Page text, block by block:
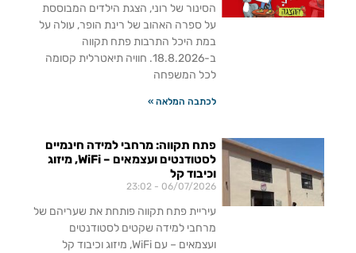
הסינור של רוני, הצגת הילדים המבוססת
על ספרה האהוב של רינת הופר, עולה על
במת היכל התרבות פתח תקווה
ב-18.8.2026. חוויה תיאטרלית קסומה
לכל המשפחה
לכתבה המלאה »
פתח תקווה: מרחבי למידה חינמיים
לסטודנטים ועצמאים – WiFi, מיזוג
וכיבוד קל
06/07/2026
עיריית פתח תקווה פותחת את שעריהם של
מרחבי למידה שקטים לסטודנטים
ועצמאים – עם WiFi, מיזוג וכיבוד קל